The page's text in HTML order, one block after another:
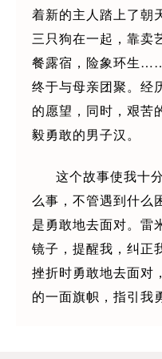
着新的主人踏上了朝
三只狗在一起，靠卖
餐露宿，险象环生
终于与母亲团聚。经
的愿望，同时，艰苦
毅勇敢的男子汉。
这个故事使我十
么事，不管遇到什么
是勇敢地去面对。雷
镜子，提醒我，纠正
挫折时勇敢地去面对
的一面旗帜，指引我